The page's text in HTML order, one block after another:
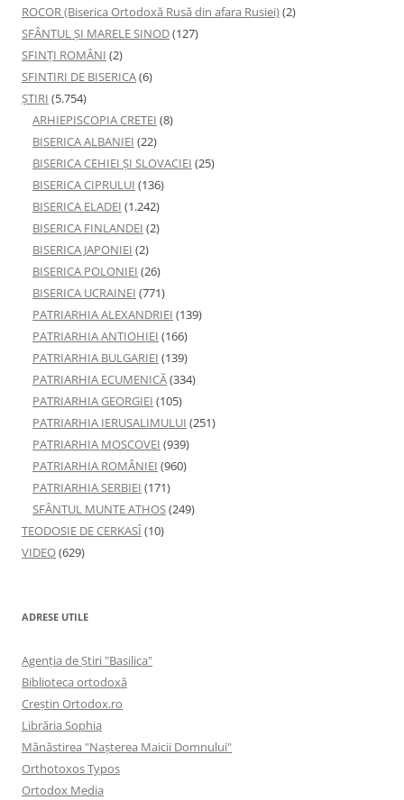
ROCOR (Biserica Ortodoxă Rusă din afara Rusiei)(2)
SFÂNTUL ȘI MARELE SINOD(127)
SFINȚI ROMÂNI (2)
SFINTIRI DE BISERICA(6)
ŞTIRI (5.754)
ARHIEPISCOPIA CRETEI (8)
BISERICA ALBANIEI (22)
BISERICA CEHIEI ŞI SLOVACIEI (25)
BISERICA CIPRULUI (136)
BISERICA ELADEI (1.242)
BISERICA FINLANDEI (2)
BISERICA JAPONIEI (2)
BISERICA POLONIEI (26)
BISERICA UCRAINEI (771)
PATRIARHIA ALEXANDRIEI (139)
PATRIARHIA ANTIOHIEI (166)
PATRIARHIA BULGARIEI (139)
PATRIARHIA ECUMENICĂ(334)
PATRIARHIA GEORGIEI (105)
PATRIARHIA IERUSALIMULUI (251)
PATRIARHIA MOSCOVEI (939)
PATRIARHIA ROMÂNIEI (960)
PATRIARHIA SERBIEI (171)
SFÂNTUL MUNTE ATHOS(249)
TEODOSIE DE CERKASÎ(10)
VIDEO(629)
ADRESE UTILE
Agenţia de Ştiri "Basilica"
Biblioteca ortodoxă
Creştin Ortodox.ro
Librăria Sophia
Mănăstirea "Naşterea Maicii Domnului"
Orthotoxos Typos
Ortodox Media